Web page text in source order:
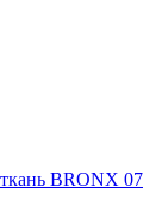
BRONX 07